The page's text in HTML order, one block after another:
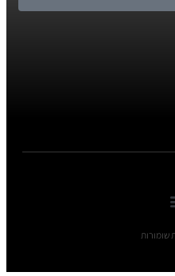
שומורות